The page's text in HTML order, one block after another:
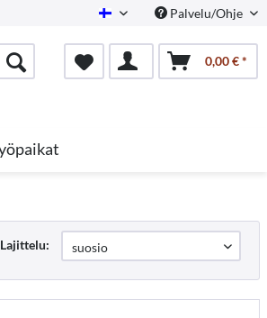
Finnish Palvelu/Ohje
0,00 € *
Lajittelu: